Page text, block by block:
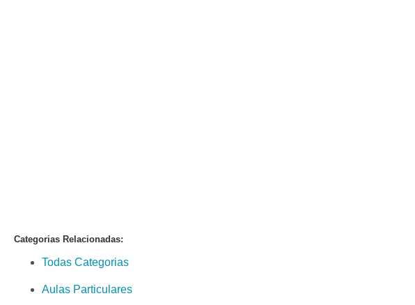
Categorias Relacionadas:
Todas Categorias
Aulas Particulares